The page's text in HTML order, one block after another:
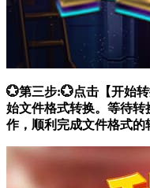
💮第三步:💮点击【开始
始文件格式转换。等待
作，顺利完成文件格式的